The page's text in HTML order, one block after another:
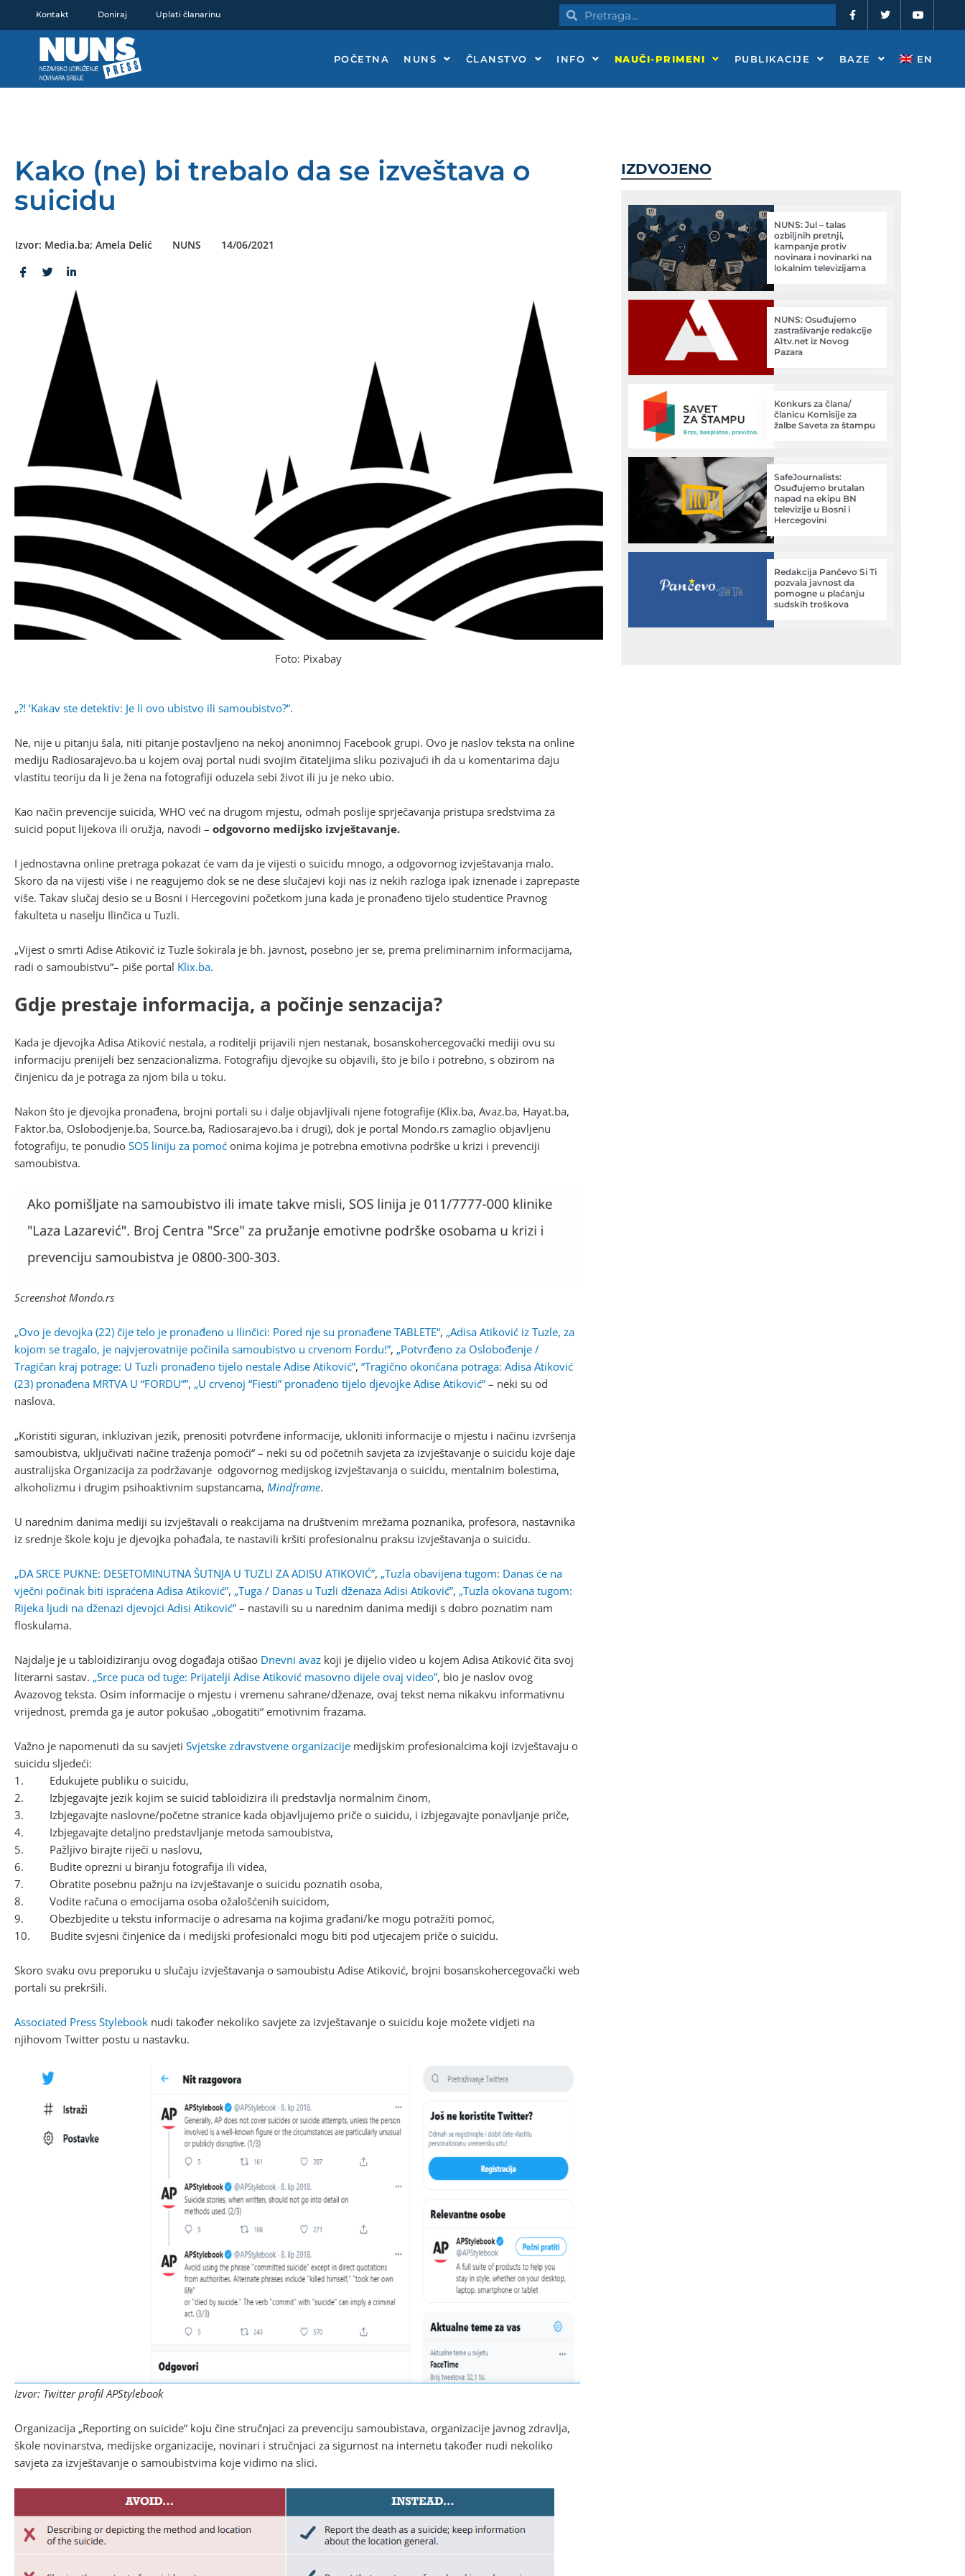
Kontakt Doniraj Uplati članarinu PretragaPretraga a
c
e
o
o
-
w
t
e
o
t
b
e
POČETNA NUNS ČLANSTVO INFO NAUČI-PRIMENI PUBLIKACIJE BAZE EN
Kako (ne) bi trebalo da se izveštava o
suicidu
Izvor: Media.ba; Amela Delić NUNS 14/06/2021
Foto: Pixabay
„?! ‘Kakav ste detektiv: Je li ovo ubistvo ili samoubistvo?“.
Ne, nije u pitanju šala, niti pitanje postavljeno na nekoj anonimnoj Facebook grupi. Ovo je naslov teksta na online
mediju Radiosarajevo.ba u kojem ovaj portal nudi svojim čitateljima sliku pozivajući ih da u komentarima daju
vlastitu teoriju da li je žena na fotografiji oduzela sebi život ili ju je neko ubio.
Kao način prevencije suicida, WHO već na drugom mjestu, odmah poslije sprječavanja pristupa sredstvima za
suicid poput lijekova ili oružja, navodi – odgovorno medijsko izvještavanje.
I jednostavna online pretraga pokazat će vam da je vijesti o suicidu mnogo, a odgovornog izvještavanja malo.
Skoro da na vijesti više i ne reagujemo dok se ne dese slučajevi koji nas iz nekih razloga ipak iznenade i zaprepaste
više. Takav slučaj desio se u Bosni i Hercegovini početkom juna kada je pronađeno tijelo studentice Pravnog
fakulteta u naselju Ilinčica u Tuzli.
„Vijest o smrti Adise Atiković iz Tuzle šokirala je bh. javnost, posebno jer se, prema preliminarnim informacijama,
radi o samoubistvu“– piše portal Klix.ba.
Gdje prestaje informacija, a počinje senzacija?
Kada je djevojka Adisa Atiković nestala, a roditelji prijavili njen nestanak, bosanskohercegovački mediji ovu su
informaciju prenijeli bez senzacionalizma. Fotografiju djevojke su objavili, što je bilo i potrebno, s obzirom na
činjenicu da je potraga za njom bila u toku.
Nakon što je djevojka pronađena, brojni portali su i dalje objavljivali njene fotografije (Klix.ba, Avaz.ba, Hayat.ba,
Faktor.ba, Oslobodjenje.ba, Source.ba, Radiosarajevo.ba i drugi), dok je portal Mondo.rs zamaglio objavljenu
fotografiju, te ponudio SOS liniju za pomoć onima kojima je potrebna emotivna podrške u krizi i prevenciji
samoubistva.
Screenshot Mondo.rs
„Ovo je devojka (22) čije telo je pronađeno u Ilinčici: Pored nje su pronađene TABLETE“, „Adisa Atiković iz Tuzle, za
kojom se tragalo, je najvjerovatnije počinila samoubistvo u crvenom Fordu!”, „Potvrđeno za Oslobođenje /
Tragičan kraj potrage: U Tuzli pronađeno tijelo nestale Adise Atiković”, “Tragično okončana potraga: Adisa Atiković
(23) pronađena MRTVA U “FORDU””, „U crvenoj “Fiesti” pronađeno tijelo djevojke Adise Atiković” – neki su od
naslova.
„Koristiti siguran, inkluzivan jezik, prenositi potvrđene informacije, ukloniti informacije o mjestu i načinu izvršenja
samoubistva, uključivati načine traženja pomoći“ – neki su od početnih savjeta za izvještavanje o suicidu koje daje
australijska Organizacija za podržavanje odgovornog medijskog izvještavanja o suicidu, mentalnim bolestima,
alkoholizmu i drugim psihoaktivnim supstancama, Mindframe.
U narednim danima mediji su izvještavali o reakcijama na društvenim mrežama poznanika, profesora, nastavnika
iz srednje škole koju je djevojka pohađala, te nastavili kršiti profesionalnu praksu izvještavanja o suicidu.
„DA SRCE PUKNE: DESETOMINUTNA ŠUTNJA U TUZLI ZA ADISU ATIKOVIĆ”, „Tuzla obavijena tugom: Danas će na
vječni počinak biti ispraćena Adisa Atiković”, „Tuga / Danas u Tuzli dženaza Adisi Atiković”, „Tuzla okovana tugom:
Rijeka ljudi na dženazi djevojci Adisi Atiković” – nastavili su u narednim danima mediji s dobro poznatim nam
floskulama.
Najdalje je u tabloidiziranju ovog događaja otišao Dnevni avaz koji je dijelio video u kojem Adisa Atiković čita svoj
literarni sastav. „Srce puca od tuge: Prijatelji Adise Atiković masovno dijele ovaj video”, bio je naslov ovog
Avazovog teksta. Osim informacije o mjestu i vremenu sahrane/dženaze, ovaj tekst nema nikakvu informativnu
vrijednost, premda ga je autor pokušao „obogatiti“ emotivnim frazama.
Važno je napomenuti da su savjeti Svjetske zdravstvene organizacije medijskim profesionalcima koji izvještavaju o
suicidu sljedeći:
1. Edukujete publiku o suicidu,
2. Izbjegavajte jezik kojim se suicid tabloidizira ili predstavlja normalnim činom,
3. Izbjegavajte naslovne/početne stranice kada objavljujemo priče o suicidu, i izbjegavajte ponavljanje priče,
4. Izbjegavajte detaljno predstavljanje metoda samoubistva,
5. Pažljivo birajte riječi u naslovu,
6. Budite oprezni u biranju fotografija ili videa,
7. Obratite posebnu pažnju na izvještavanje o suicidu poznatih osoba,
8. Vodite računa o emocijama osoba ožalošćenih suicidom,
9. Obezbjedite u tekstu informacije o adresama na kojima građani/ke mogu potražiti pomoć,
10. Budite svjesni činjenice da i medijski profesionalci mogu biti pod utjecajem priče o suicidu.
Skoro svaku ovu preporuku u slučaju izvještavanja o samoubistu Adise Atiković, brojni bosanskohercegovački web
portali su prekršili.
Associated Press Stylebook nudi također nekoliko savjete za izvještavanje o suicidu koje možete vidjeti na
njihovom Twitter postu u nastavku.
Izvor: Twitter profil APStylebook
Organizacija „Reporting on suicide“ koju čine stručnjaci za prevenciju samoubistava, organizacije javnog zdravlja,
škole novinarstva, medijske organizacije, novinari i stručnjaci za sigurnost na internetu također nudi nekoliko
savjeta za izvještavanje o samoubistvima koje vidimo na slici.
IZDVOJENO
NUNS: Jul – talas
ozbiljnih pretnji,
kampanje protiv
novinara i novinarki na
lokalnim televizijama
NUNS: Osuđujemo
zastrašivanje redakcije
A1tv.net iz Novog
Pazara
Konkurs za člana/
članicu Komisije za
žalbe Saveta za štampu
SafeJournalists:
Osuđujemo brutalan
napad na ekipu BN
televizije u Bosni i
Hercegovini
Redakcija Pančevo Si Ti
pozvala javnost da
pomogne u plaćanju
sudskih troškova